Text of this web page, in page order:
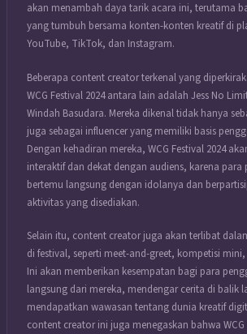
akan menambah daya tarik acara ini, terutama
yang tumbuh bersama konten-konten kreatif di
YouTube, TikTok, dan Instagram.
Beberapa content creator terkenal yang
WCG Festival 2024 antara lain adalah Jess No
Windah Basudara. Mereka dikenal tidak hanya
juga sebagai influencer yang memiliki basis
Dengan kehadiran mereka, WCG Festival 2024
interaktif dan dekat dengan audiens, karena
bertemu langsung dengan idolanya dan
aktivitas yang disediakan.
Selain itu, content creator juga akan terlibat
di festival, seperti meet-and-greet, kompetisi
Ini akan memberikan kesempatan bagi para
langsung dari mereka, mendengar cerita di balik
mendapatkan wawasan tentang dunia kreatif
content creator ini juga menegaskan bahwa WCG